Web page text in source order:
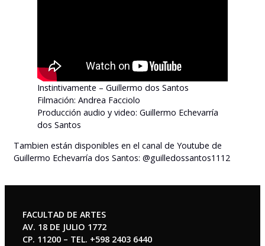
Instintivamente – Guillermo dos Santos
Filmación: Andrea Facciolo
Producción audio y video: Guillermo Echevarría
dos Santos
Tambien están disponibles en el canal de Youtube de
Guillermo Echevarría dos Santos: @guilledossantos1112
FACULTAD DE ARTES
AV. 18 DE JULIO 1772
CP. 11200 – TEL. +598 2403 6440